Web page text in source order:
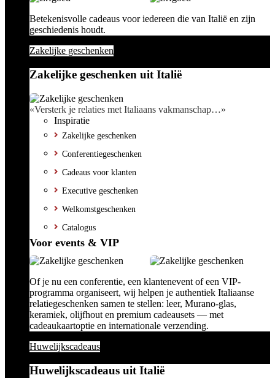
Betekenisvolle cadeaus voor iedereen die van Italië en zijn
geschiedenis houdt.
Zakelijke geschenken
Zakelijke geschenken uit Italië
«Versterk je relaties met Italiaans vakmanschap…»
Inspiratie
Zakelijke geschenken
Conferentiegeschenken
Cadeaus voor klanten
Executive geschenken
Welkomstgeschenken
Catalogus
Voor events & VIP
Of je nu een conferentie, een klantenevent of een VIP-
programma organiseert, wij helpen je authentiek Italiaanse
relatiegeschenken samen te stellen: leer, Murano-glas,
keramiek, olijfhout en premium cadeausets — met
cadeaukaartoptie en internationale verzending.
Huwelijkscadeaus
Huwelijkscadeaus uit Italië